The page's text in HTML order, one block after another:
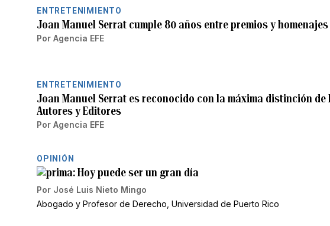
ENTRETENIMIENTO
Joan Manuel Serrat cumple 80 años entre premios y homenajes
Por Agencia EFE
ENTRETENIMIENTO
Joan Manuel Serrat es reconocido con la máxima distinción de
Autores y Editores
Por Agencia EFE
OPINIÓN
Hoy puede ser un gran día
Por José Luis Nieto Mingo
Abogado y Profesor de Derecho, Universidad de Puerto Rico